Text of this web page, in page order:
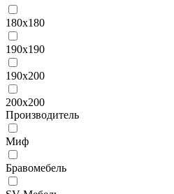
180х180
190х190
190х200
200х200
Производитель
Миф
Бравомебель